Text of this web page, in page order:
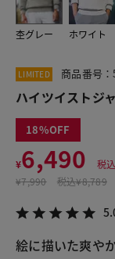
杢グレー ホワイト
LIMITED 商品番号
ハイツイストジ
18
¥6,490 税
¥7,990 税込¥8,789
絵に描いた爽やか
この商品をシェ
ハイ